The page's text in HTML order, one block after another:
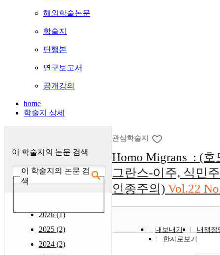
해외학술논문
학술지
단행본
연구보고서
공개강의
home
학술지 상세
이 학술지의 논문 검색
이 학술지의 논문 검
색
2026 (1)
2025 (2)
2024 (2)
관심학술지
Homo Migrans : (호
그란스-이주, 식민
인종주의) Vol.22
내보내기
내책장
한자로보기